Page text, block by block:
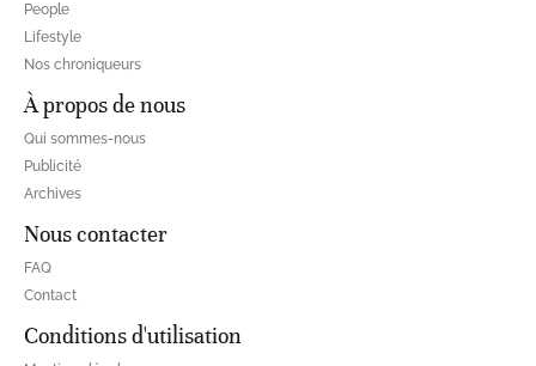
People
Lifestyle
Nos chroniqueurs
À propos de nous
Qui sommes-nous
Publicité
Archives
Nous contacter
FAQ
Contact
Conditions d'utilisation